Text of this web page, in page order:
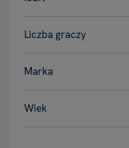
Liczba graczy
Marka
Wiek